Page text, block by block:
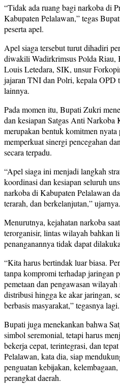
“Tidak ada ruang bagi narkoba di
Kabupaten Pelalawan,” tegas
peserta apel.
Apel siaga tersebut turut dihadiri
diwakili Wadirkrimsus Polda
Louis Letedara, SIK, unsur
jajaran TNI dan Polri, kepala OPD
lainnya.
Pada momen itu, Bupati Zukri
dan kesiapan Satgas Anti Narkoba
merupakan bentuk komitmen nyata
memperkuat sinergi pencegahan
secara terpadu.
“Apel siaga ini menjadi langkah
koordinasi dan kesiapan seluruh
narkoba di Kabupaten Pelalawan
terarah, dan berkelanjutan,” ujarnya.
Menurutnya, kejahatan narkoba
terorganisir, lintas wilayah bahkan
penanganannya tidak dapat
“Kita harus bertindak luar biasa.
tanpa kompromi terhadap jaringan
pemetaan dan pengawasan
distribusi hingga ke akar jaringan,
berbasis masyarakat,” tegasnya lagi.
Bupati juga menekankan bahwa
simbol seremonial, tetapi harus
bekerja cepat, terintegrasi, dan
Pelalawan, kata dia, siap
penguatan kebijakan,
perangkat daerah.